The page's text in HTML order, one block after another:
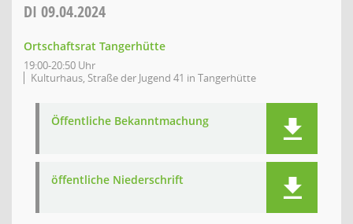
DI 09.04.2024
Ortschaftsrat Tangerhütte
19:00-20:50 Uhr
Kulturhaus, Straße der Jugend 41 in Tangerhütte
Öffentliche Bekanntmachung
öffentliche Niederschrift